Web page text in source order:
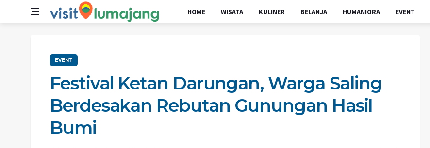
HOME WISATA KULINER BELANJA HUMANIORA EVENT
EVENT
Festival Ketan Darungan, Warga Saling
Berdesakan Rebutan Gunungan Hasil
Bumi